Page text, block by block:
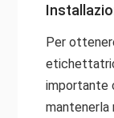
Per
importante
mantenerla